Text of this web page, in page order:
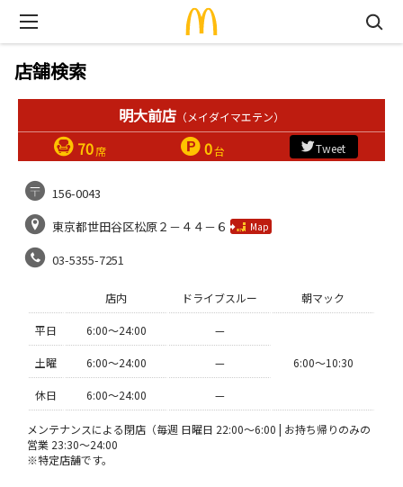
店舗検索
明大前店 （メイダイマエテン）
70席 0台 Tweet
156-0043
東京都世田谷区松原２－４４－６
Map
03-5355-7251
店内 ドライブスルー 朝マック
平日 6:00〜24:00 —
6:00〜10:30
土曜 6:00〜24:00 —
休日 6:00〜24:00 —
メンテナンスによる閉店（毎週 日曜日 22:00～6:00 | お持ち帰りのみの
営業 23:30～24:00
※特定店舗です。